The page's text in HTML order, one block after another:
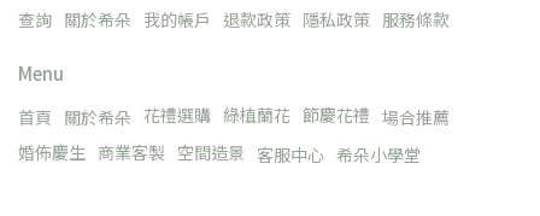
查詢 關於希朵 我的帳戶 退款政策 隱私政策 服務條款
Menu
首頁 關於希朵 花禮選購 綠植蘭花 節慶花禮 場合推薦
婚佈慶生 商業客製 空間造景 客服中心 希朵小學堂